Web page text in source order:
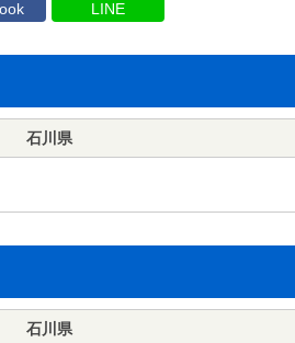
LINE
石川県
石川県